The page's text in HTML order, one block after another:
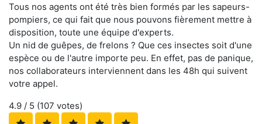
Tous nos agents ont été très bien formés par les sapeurs-
pompiers, ce qui fait que nous pouvons fièrement mettre à
disposition, toute une équipe d'experts.
Un nid de guêpes, de frelons ? Que ces insectes soit d'une
espèce ou de l'autre importe peu. En effet, pas de panique,
nos collaborateurs interviennent dans les 48h qui suivent
votre appel.
4.9 / 5 (107 votes)